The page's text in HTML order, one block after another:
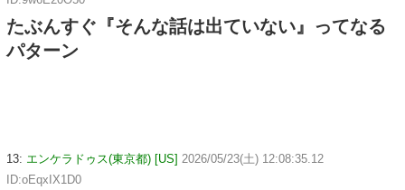
たぶんすぐ『そんな話は出ていない』ってなる
パターン
13: エンケラドゥス(東京都) [US] 2026/05/23(土) 12:08:35.12
ID:oEqxIX1D0